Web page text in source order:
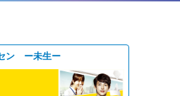
ン ー未生ー